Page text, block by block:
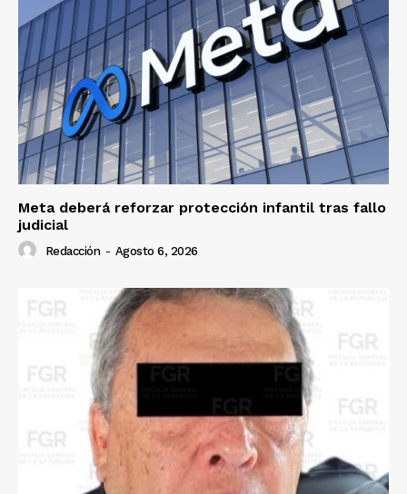
Meta deberá reforzar protección infantil tras fallo
judicial
Redacción - Agosto 6, 2026